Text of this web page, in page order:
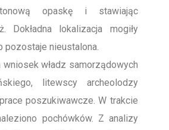
opaskę i stawiając
Dokładna lokalizacja mogiły
pozostaje nieustalona.
wniosek władz samorządowych
litewscy archeolodzy
poszukiwawcze. W trakcie
pochówków. Z analizy